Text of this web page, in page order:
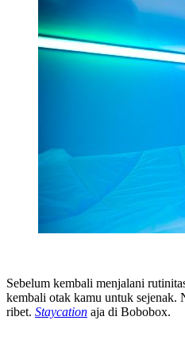
Sebelum kembali menjalani
kembali otak kamu untuk sejenak.
ribet. Staycation aja di Bobobox.